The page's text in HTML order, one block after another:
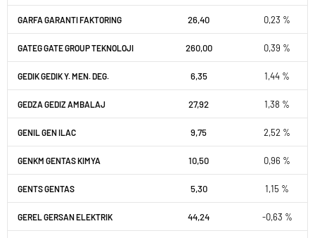
GARFA GARANTI FAKTORING 26,40 0,23 %
GATEG GATE GROUP TEKNOLOJI 260,00 0,39 %
GEDIK GEDIK Y. MEN. DEG. 6,35 1,44 %
GEDZA GEDIZ AMBALAJ 27,92 1,38 %
GENIL GEN ILAC 9,75 2,52 %
GENKM GENTAS KIMYA 10,50 0,96 %
GENTS GENTAS 5,30 1,15 %
GEREL GERSAN ELEKTRIK 44,24 -0,63 %